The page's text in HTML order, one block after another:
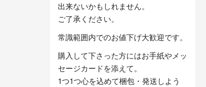
出来ないかもしれません。
ご了承ください。
常識範囲内でのお値下げ大歓迎です。
購入して下さった方にはお手紙やメッ
セージカードを添えて。
1つ1つ心を込めて梱包・発送しよう